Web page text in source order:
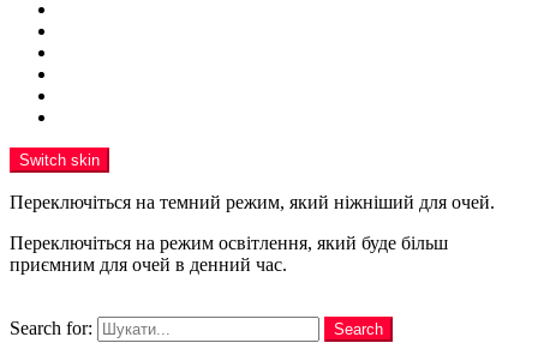
Switch skin
Переключіться на темний режим, який ніжніший для очей.
Переключіться на режим освітлення, який буде більш
приємним для очей в денний час.
Search for:
Search